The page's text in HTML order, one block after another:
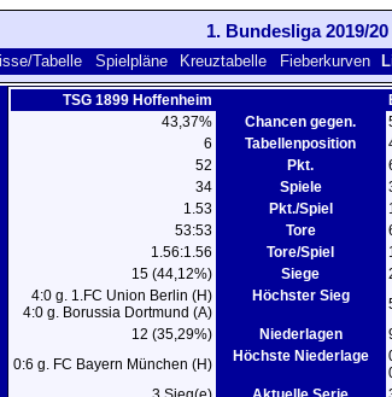
1. Bundesliga 2019/20
Tabelle Spielpläne Kreuztabelle Fieberkurven
TSG 1899 Hoffenheim
43,37%
Chancen gegen.
6
Tabellenposition
52
Pkt.
34
Spiele
1.53
Pkt./Spiel
53:53
Tore
1.56:1.56
Tore/Spiel
15 (44,12%)
Siege
4:0 g. 1.FC Union Berlin (H)
4:0 g. Borussia Dortmund (A)
Höchster Sieg
12 (35,29%)
Niederlagen
0:6 g. FC Bayern München (H)
Höchste Niederlage